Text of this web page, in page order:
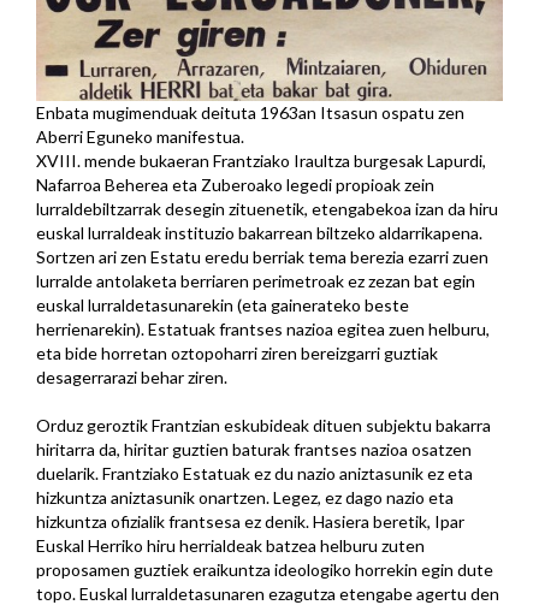
Enbata mugimenduak deituta 1963an Itsasun ospatu zen
Aberri Eguneko manifestua.
XVIII. mende bukaeran Frantziako Iraultza burgesak Lapurdi,
Nafarroa Beherea eta Zuberoako legedi propioak zein
lurraldebiltzarrak desegin zituenetik, etengabekoa izan da hiru
euskal lurraldeak instituzio bakarrean biltzeko aldarrikapena.
Sortzen ari zen Estatu eredu berriak tema berezia ezarri zuen
lurralde antolaketa berriaren perimetroak ez zezan bat egin
euskal lurraldetasunarekin (eta gainerateko beste
herrienarekin). Estatuak frantses nazioa egitea zuen helburu,
eta bide horretan oztopoharri ziren bereizgarri guztiak
desagerrarazi behar ziren.
Orduz geroztik Frantzian eskubideak dituen subjektu bakarra
hiritarra da, hiritar guztien baturak frantses nazioa osatzen
duelarik. Frantziako Estatuak ez du nazio aniztasunik ez eta
hizkuntza aniztasunik onartzen. Legez, ez dago nazio eta
hizkuntza ofizialik frantsesa ez denik. Hasiera beretik, Ipar
Euskal Herriko hiru herrialdeak batzea helburu zuten
proposamen guztiek eraikuntza ideologiko horrekin egin dute
topo. Euskal lurraldetasunaren ezagutza etengabe agertu den